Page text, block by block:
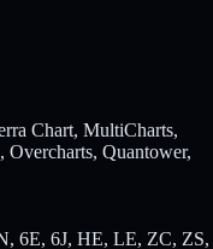
Chart, MultiCharts,
Quantower,
6E, 6J, HE, LE, ZC, ZS,